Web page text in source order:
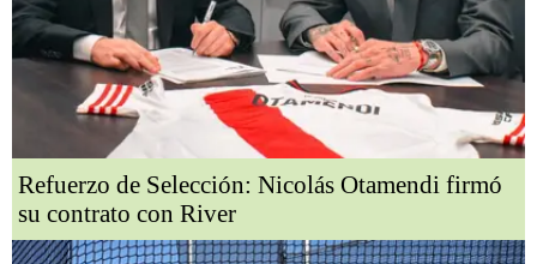
Refuerzo de Selección: Nicolás Otamendi firmó
su contrato con River